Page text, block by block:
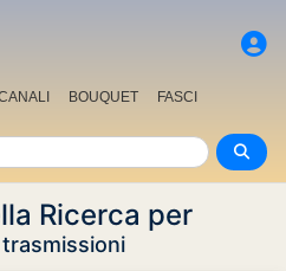
BOUQUET
FASCI
Ricerca per